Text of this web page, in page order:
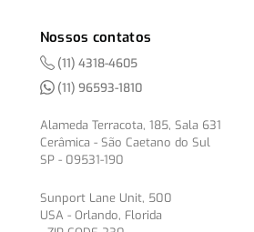
Nossos contatos
(11) 4318-4605
(11) 96593-1810
Alameda Terracota, 185, Sala 631
Cerâmica - São Caetano do Sul
SP - 09531-190
Sunport Lane Unit, 500
USA - Orlando, Florida